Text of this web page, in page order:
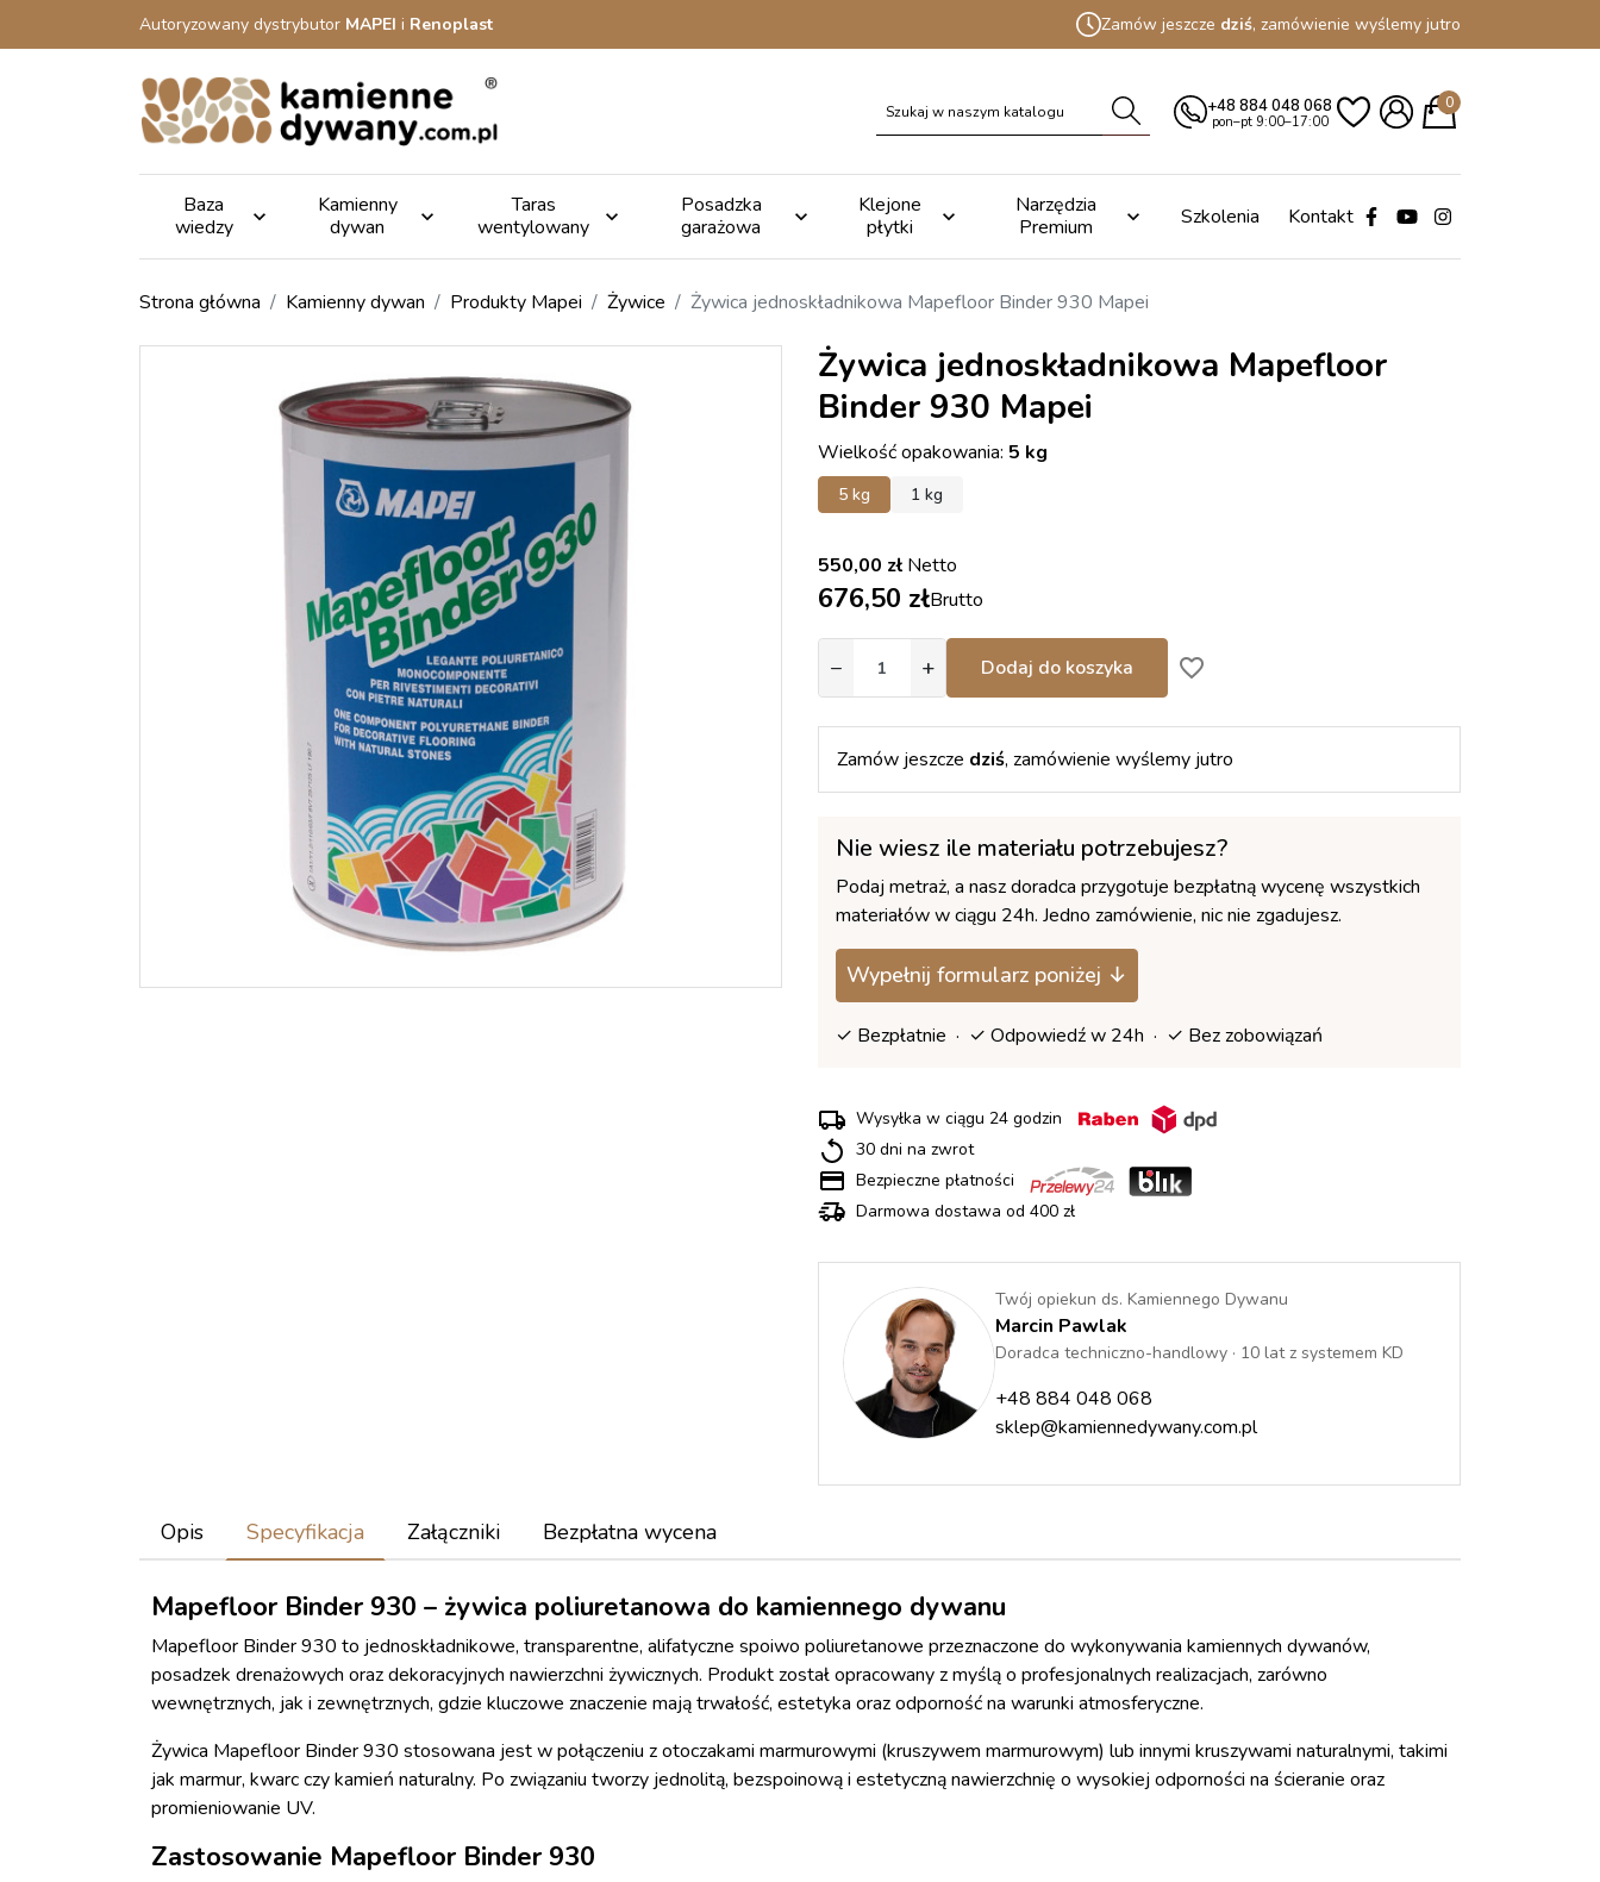
Autoryzowany dystrybutor MAPEI i Renoplast Zamów jeszcze dziś, zamówienie wyślemy jutro
+48 884 048 068
pon–pt 9:00–17:00
0
Baza
wiedzy

Kamienny
dywan

Taras
wentylowany

Posadzka
garażowa

Klejone
płytki

Narzędzia
Premium
 Szkolenia Kontakt
Strona główna Kamienny dywan Produkty Mapei Żywice Żywica jednoskładnikowa Mapefloor Binder 930 Mapei
Żywica jednoskładnikowa Mapefloor
Binder 930 Mapei
Wielkość opakowania: 5 kg
5 kg 1 kg
550,00 zł Netto
676,50 złBrutto
− + Dodaj do koszyka favorite_border
Zamów jeszcze dziś, zamówienie wyślemy jutro
Nie wiesz ile materiału potrzebujesz?
Podaj metraż, a nasz doradca przygotuje bezpłatną wycenę wszystkich
materiałów w ciągu 24h. Jedno zamówienie, nic nie zgadujesz.
Wypełnij formularz poniżej ↓
✓ Bezpłatnie · ✓ Odpowiedź w 24h · ✓ Bez zobowiązań
Wysyłka w ciągu 24 godzin
30 dni na zwrot
Bezpieczne płatności
Darmowa dostawa od 400 zł
Twój opiekun ds. Kamiennego Dywanu
Marcin Pawlak
Doradca techniczno-handlowy · 10 lat z systemem KD
+48 884 048 068
sklep@kamiennedywany.com.pl
Opis Specyfikacja Załączniki Bezpłatna wycena
Mapefloor Binder 930 – żywica poliuretanowa do kamiennego dywanu
Mapefloor Binder 930 to jednoskładnikowe, transparentne, alifatyczne spoiwo poliuretanowe przeznaczone do wykonywania kamiennych dywanów,
posadzek drenażowych oraz dekoracyjnych nawierzchni żywicznych. Produkt został opracowany z myślą o profesjonalnych realizacjach, zarówno
wewnętrznych, jak i zewnętrznych, gdzie kluczowe znaczenie mają trwałość, estetyka oraz odporność na warunki atmosferyczne.
Żywica Mapefloor Binder 930 stosowana jest w połączeniu z otoczakami marmurowymi (kruszywem marmurowym) lub innymi kruszywami naturalnymi, takimi
jak marmur, kwarc czy kamień naturalny. Po związaniu tworzy jednolitą, bezspoinową i estetyczną nawierzchnię o wysokiej odporności na ścieranie oraz
promieniowanie UV.
Zastosowanie Mapefloor Binder 930